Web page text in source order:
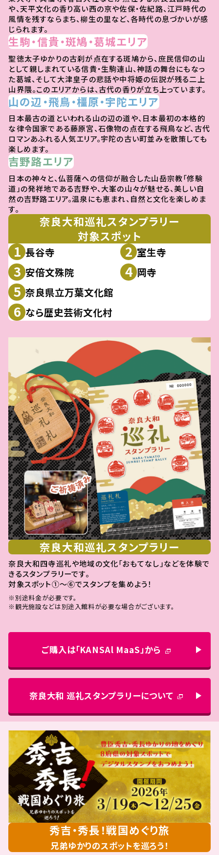
や、天平文化の香り高い西の京や佐保・佐紀路、江戸時代の
風情を残すならまち、柳生の里など、各時代の息づかいが感
じられます。
生駒・信貴・斑鳩・葛城エリア
聖徳太子ゆかりの古刹が点在する斑鳩から、庶民信仰の山
として親しまれている信貴・生駒連山、神話の舞台にもなっ
た葛城、そして大津皇子の悲話や中将姫の伝説が残る二上
山界隈。このエリアからは、古代の香りが立ち上っています。
山の辺・飛鳥・橿原・宇陀エリア
日本最古の道といわれる山の辺の道や、日本最初の本格的
な律令国家である藤原宮、石像物の点在する飛鳥など、古代
ロマンあふれる人気エリア。宇陀の古い町並みを散策しても
楽しめます。
吉野路エリア
日本の神々と、仏菩薩への信仰が融合した山岳宗教「修験
道」の発祥地である吉野や、大峯の山々が魅せる、美しい自
然の吉野路エリア。温泉にも恵まれ、自然と文化を楽しめま
す。
奈良大和巡礼スタンプラリー
対象スポット
1 長谷寺 2 室生寺
3 安倍文殊院 4 岡寺
5 奈良県立万葉文化館
6 なら歴史芸術文化村
奈良大和巡礼スタンプラリー
奈良大和四寺巡礼や地域の文化「おもてなし」などを体験で
きるスタンプラリーです。
対象スポット①～⑥でスタンプを集めよう！
※別途料金が必要です。
※観光施設などは別途入館料が必要な場合がございます。
ご購入は「KANSAl MaaS」から
奈良大和 巡礼スタンプラリーについて
秀吉・秀長！戦国めぐり旅
兄弟ゆかりのスポットを巡ろう！